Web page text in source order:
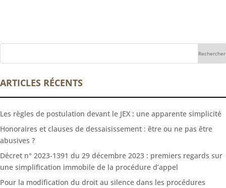
ARTICLES RÉCENTS
Les règles de postulation devant le JEX : une apparente simplicité
Honoraires et clauses de dessaisissement : être ou ne pas être
abusives ?
Décret n° 2023-1391 du 29 décembre 2023 : premiers regards sur
une simplification immobile de la procédure d’appel
Pour la modification du droit au silence dans les procédures